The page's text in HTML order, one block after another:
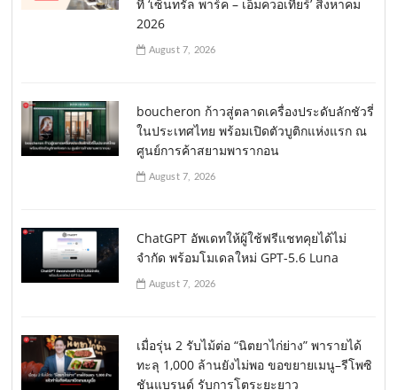
ที่ ‘เซ็นทรัล พาร์ค – เอ็มควอเทียร์’ สิงหาคม
2026
August 7, 2026
boucheron ก้าวสู่ตลาดเครื่องประดับลักชัวรี่
ในประเทศไทย พร้อมเปิดตัวบูติกแห่งแรก ณ
ศูนย์การค้าสยามพารากอน
August 7, 2026
ChatGPT อัพเดทให้ผู้ใช้ฟรีแชทคุยได้ไม่
จำกัด พร้อมโมเดลใหม่ GPT-5.6 Luna
August 7, 2026
เมื่อรุ่น 2 รับไม้ต่อ “นิตยาไก่ย่าง” พารายได้
ทะลุ 1,000 ล้านยังไม่พอ ขอขยายเมนู–รีโพซิ
ชันแบรนด์ รับการโตระยะยาว